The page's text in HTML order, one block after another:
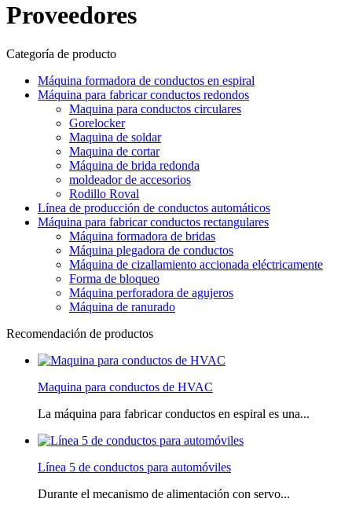
Proveedores
Categoría de producto
Máquina formadora de conductos en espiral
Máquina para fabricar conductos redondos
Maquina para conductos circulares
Gorelocker
Maquina de soldar
Maquina de cortar
Máquina de brida redonda
moldeador de accesorios
Rodillo Roval
Línea de producción de conductos automáticos
Máquina para fabricar conductos rectangulares
Máquina formadora de bridas
Máquina plegadora de conductos
Máquina de cizallamiento accionada eléctricamente
Forma de bloqueo
Máquina perforadora de agujeros
Máquina de ranurado
Recomendación de productos
Maquina para conductos de HVAC
La máquina para fabricar conductos en espiral es una...
Línea 5 de conductos para automóviles
Durante el mecanismo de alimentación con servo...